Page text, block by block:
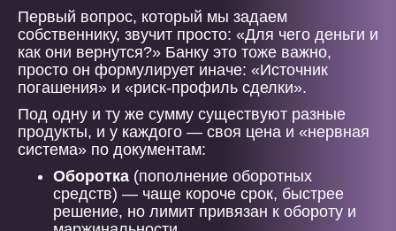
Первый вопрос, который мы задаем
собственнику, звучит просто: «Для чего деньги и
как они вернутся?» Банку это тоже важно,
просто он формулирует иначе: «Источник
погашения» и «риск-профиль сделки».
Под одну и ту же сумму существуют разные
продукты, и у каждого — своя цена и «нервная
система» по документам:
Оборотка (пополнение оборотных
средств) — чаще короче срок, быстрее
решение, но лимит привязан к обороту и